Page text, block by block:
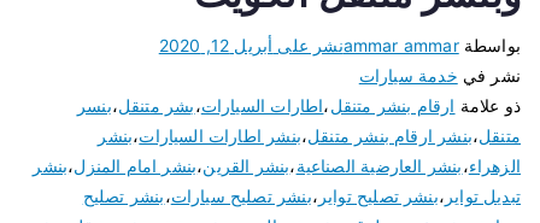
بواسطةammar ammarنشر على أبريل 12, 2020
نشر في خدمة سيارات
ذو علامة ارقام بنشر متنقل،اطارات السيارات،بشر متنقل،بنسر
متنقل،بنشر ارقام بنشر متنقل،بنشر اطارات السيارات،بنشر
الزهراء،بنشر العارضية الصناعية،بنشر القرين،بنشر امام المنزل،بنشر
تبديل تواير ،بنشر تصليح تواير ،بنشر تصليح سيارات،بنشر تصليح